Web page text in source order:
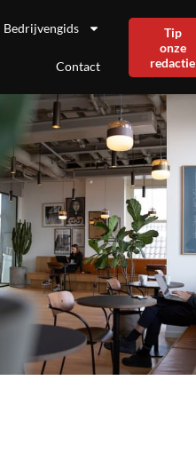
Bedrijvengids
Contact
Tip
onze
redactie